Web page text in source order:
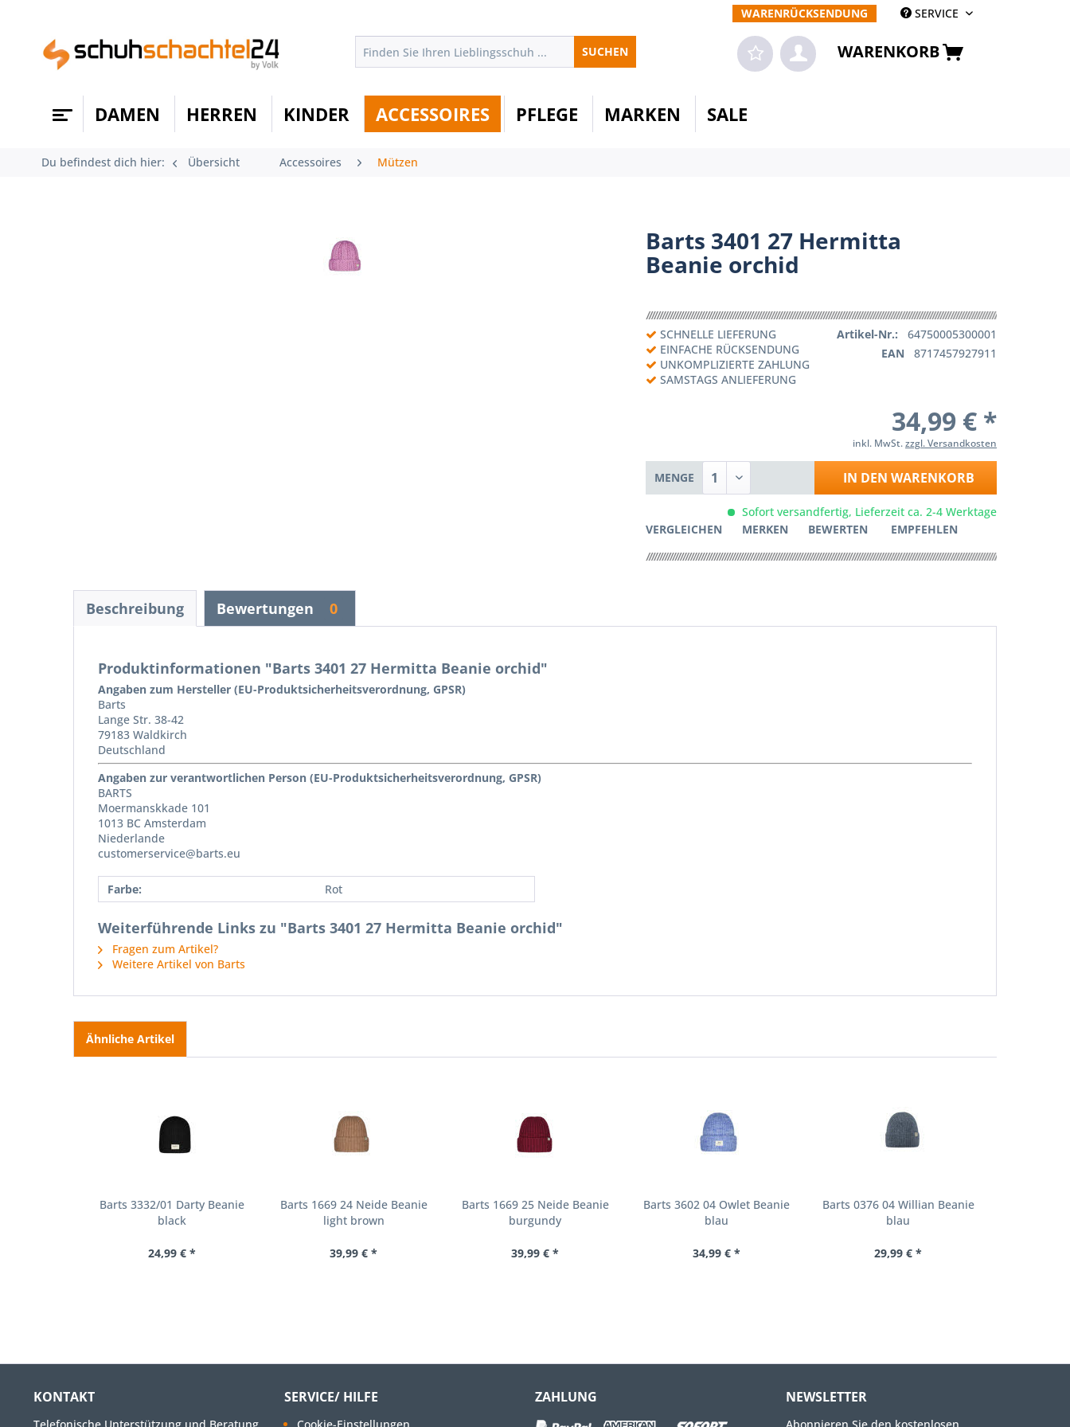
WARENRÜCKSENDUNG SERVICE
SUCHEN WARENKORB
DAMEN HERREN KINDER ACCESSOIRES PFLEGE MARKEN SALE
Du befindest dich hier: Übersicht Accessoires Mützen
Barts 3401 27 Hermitta
Beanie orchid
SCHNELLE LIEFERUNG
EINFACHE RÜCKSENDUNG
UNKOMPLIZIERTE ZAHLUNG
SAMSTAGS ANLIEFERUNG
Artikel-Nr.:
64750005300001
EAN
8717457927911
34,99 € *
inkl. MwSt.zzgl. Versandkosten
MENGE IN DEN WARENKORB
Sofort versandfertig, Lieferzeit ca. 2-4 Werktage
VERGLEICHEN
MERKEN BEWERTEN EMPFEHLEN
Beschreibung Bewertungen 0
Produktinformationen "Barts 3401 27 Hermitta Beanie orchid"
Angaben zum Hersteller (EU-Produktsicherheitsverordnung, GPSR)
Barts
Lange Str. 38-42
79183 Waldkirch
Deutschland
Angaben zur verantwortlichen Person (EU-Produktsicherheitsverordnung, GPSR)
BARTS
Moermanskkade 101
1013 BC Amsterdam
Niederlande
customerservice@barts.eu
Farbe: Rot
Weiterführende Links zu "Barts 3401 27 Hermitta Beanie orchid"
Fragen zum Artikel?
Weitere Artikel von Barts
Ähnliche Artikel
Barts 3332/01 Darty Beanie
black
24,99 € *
Barts 1669 24 Neide Beanie
light brown
39,99 € *
Barts 1669 25 Neide Beanie
burgundy
39,99 € *
Barts 3602 04 Owlet Beanie
blau
34,99 € *
Barts 0376 04 Willian Beanie
blau
29,99 € *
KONTAKT SERVICE/ HILFE ZAHLUNG NEWSLETTER